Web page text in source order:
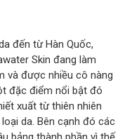
đến từ Hàn Quốc,
Skin đang làm
và được nhiều cô nàng
đặc điểm nổi bật đó
xuất từ thiên nhiên
da. Bên cạnh đó các